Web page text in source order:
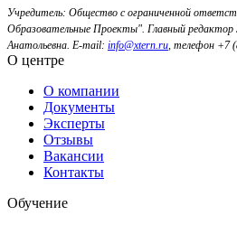
Учредитель: Общество с ограниченной
Образовательные Проекты". Главный
Анатольевна. E-mail: info@xtern.ru, телефон +7
О центре
О компании
Документы
Эксперты
Отзывы
Вакансии
Контакты
Обучение